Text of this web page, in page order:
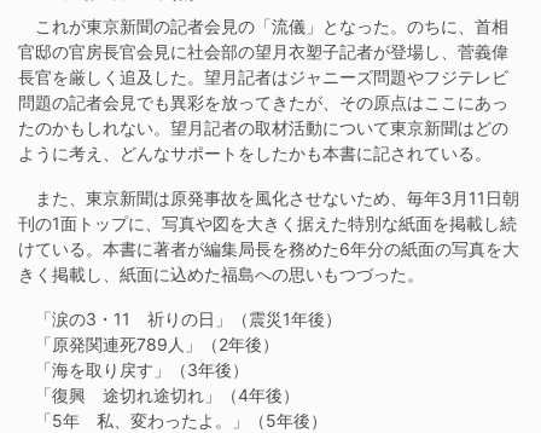
これが東京新聞の記者会見の「流儀」となった。のちに、首相
官邸の官房長官会見に社会部の望月衣塑子記者が登場し、菅義偉
長官を厳しく追及した。望月記者はジャニーズ問題やフジテレビ
問題の記者会見でも異彩を放ってきたが、その原点はここにあっ
たのかもしれない。望月記者の取材活動について東京新聞はどの
ように考え、どんなサポートをしたかも本書に記されている。
また、東京新聞は原発事故を風化させないため、毎年3月11日朝
刊の1面トップに、写真や図を大きく据えた特別な紙面を掲載し続
けている。本書に著者が編集局長を務めた6年分の紙面の写真を大
きく掲載し、紙面に込めた福島への思いもつづった。
「涙の3・11 祈りの日」（震災1年後）
「原発関連死789人」（2年後）
「海を取り戻す」（3年後）
「復興 途切れ途切れ」（4年後）
「5年 私、変わったよ。」（5年後）